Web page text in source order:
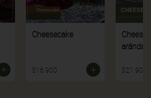
Cheesecake
$16.900 $21.900